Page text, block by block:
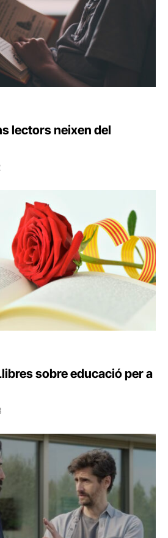
lectors neixen del
sobre educació per a